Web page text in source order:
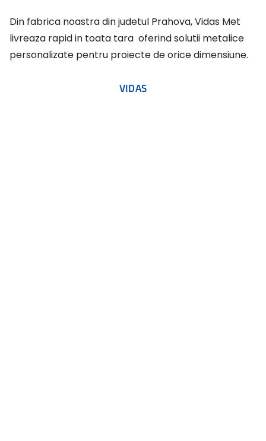
Din fabrica noastra din judetul Prahova, Vidas Met
livreaza rapid in toata tara oferind solutii metalice
personalizate pentru proiecte de orice dimensiune.
VIDAS